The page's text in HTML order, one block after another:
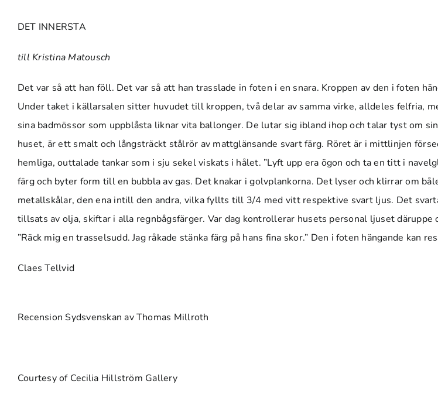
DET INNERSTA
till Kristina Matousch
Det var så att han föll. Det var så att han trasslade in foten i en snara. Kroppen av den i foten
Under taket i källarsalen sitter huvudet till kroppen, två delar av samma virke, alldeles felfria,
sina badmössor som uppblåsta liknar vita ballonger. De lutar sig ibland ihop och talar tyst om
huset, är ett smalt och långsträckt stålrör av mattglänsande svart färg. Röret är i mittlinjen
hemliga, outtalade tankar som i sju sekel viskats i hålet. ”Lyft upp era ögon och ta en titt i
färg och byter form till en bubbla av gas. Det knakar i golvplankorna. Det lyser och klirrar om
metallskålar, den ena intill den andra, vilka fyllts till 3/4 med vitt respektive svart ljus. Det
tillsats av olja, skiftar i alla regnbågsfärger. Var dag kontrollerar husets personal ljuset däruppe
”Räck mig en trasselsudd. Jag råkade stänka färg på hans fina skor.” Den i foten hängande kan
Claes Tellvid
Recension Sydsvenskan av Thomas Millroth
Courtesy of Cecilia Hillström Gallery